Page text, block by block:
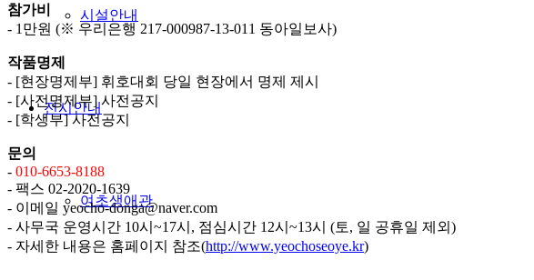
시설안내
전시안내
여초생애관
참가비
- 1만원 (※ 우리은행 217-000987-13-011 동아일보사)
작품명제
- [현장명제부] 휘호대회 당일 현장에서 명제 제시
- [사전명제부] 사전공지
- [학생부] 사전공지
문의
- 010-6653-8188
- 팩스 02-2020-1639
- 이메일 yeocho-donga@naver.com
- 사무국 운영시간 10시~17시, 점심시간 12시~13시 (토, 일 공휴일 제외)
- 자세한 내용은 홈페이지 참조(http://www.yeochoseoye.kr)